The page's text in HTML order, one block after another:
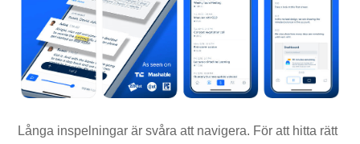
Långa inspelningar är svåra att navigera. För att hitta rätt